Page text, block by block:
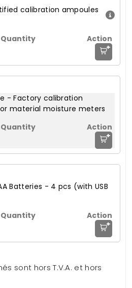
calibration ampoules
+
- Factory calibration
material moisture meters
+
Batteries - 4 pcs (with USB
+
sont hors T.V.A. et hors